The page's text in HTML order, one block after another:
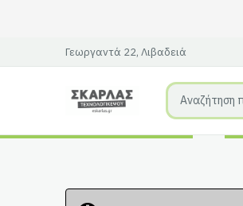
Γεωργαντά 22, Λιβαδειά